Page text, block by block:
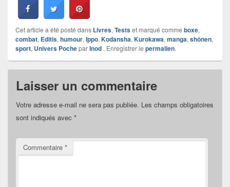
Cet article a été posté dans Livres, Testset marqué comme boxe,
combat, Editis, humour, Ippo, Kodansha, Kurokawa, manga, shônen,
sport, Univers PocheparInod . Enregistrer le permalien.
Laisser un commentaire
Votre adresse e-mail ne sera pas publiée. Les champs obligatoires
sont indiqués avec *
Commentaire *